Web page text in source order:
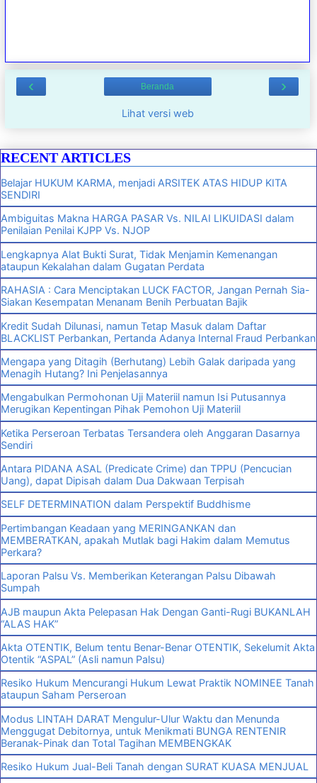
‹ ›
Beranda
Lihat versi web
RECENT ARTICLES
Belajar HUKUM KARMA, menjadi ARSITEK ATAS HIDUP KITA
SENDIRI
Ambiguitas Makna HARGA PASAR Vs. NILAI LIKUIDASI dalam
Penilaian Penilai KJPP Vs. NJOP
Lengkapnya Alat Bukti Surat, Tidak Menjamin Kemenangan
ataupun Kekalahan dalam Gugatan Perdata
RAHASIA : Cara Menciptakan LUCK FACTOR, Jangan Pernah Sia-
Siakan Kesempatan Menanam Benih Perbuatan Bajik
Kredit Sudah Dilunasi, namun Tetap Masuk dalam Daftar
BLACKLIST Perbankan, Pertanda Adanya Internal Fraud Perbankan
Mengapa yang Ditagih (Berhutang) Lebih Galak daripada yang
Menagih Hutang? Ini Penjelasannya
Mengabulkan Permohonan Uji Materiil namun Isi Putusannya
Merugikan Kepentingan Pihak Pemohon Uji Materiil
Ketika Perseroan Terbatas Tersandera oleh Anggaran Dasarnya
Sendiri
Antara PIDANA ASAL (Predicate Crime) dan TPPU (Pencucian
Uang), dapat Dipisah dalam Dua Dakwaan Terpisah
SELF DETERMINATION dalam Perspektif Buddhisme
Pertimbangan Keadaan yang MERINGANKAN dan
MEMBERATKAN, apakah Mutlak bagi Hakim dalam Memutus
Perkara?
Laporan Palsu Vs. Memberikan Keterangan Palsu Dibawah
Sumpah
AJB maupun Akta Pelepasan Hak Dengan Ganti-Rugi BUKANLAH
“ALAS HAK”
Akta OTENTIK, Belum tentu Benar-Benar OTENTIK, Sekelumit Akta
Otentik “ASPAL” (Asli namun Palsu)
Resiko Hukum Mencurangi Hukum Lewat Praktik NOMINEE Tanah
ataupun Saham Perseroan
Modus LINTAH DARAT Mengulur-Ulur Waktu dan Menunda
Menggugat Debitornya, untuk Menikmati BUNGA RENTENIR
Beranak-Pinak dan Total Tagihan MEMBENGKAK
Resiko Hukum Jual-Beli Tanah dengan SURAT KUASA MENJUAL